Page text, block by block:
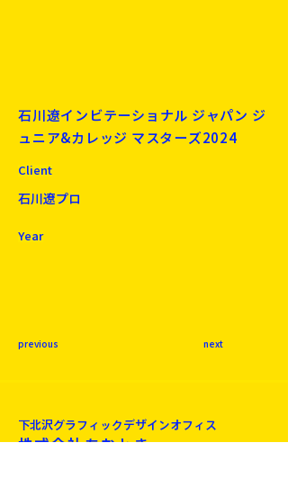
石川遼インビテーショナル ジャパン ジ
ュニア&カレッジ マスターズ2024
Client
石川遼プロ
Year
previous next
下北沢​グラフィックデザインオフィス
株式会社あおとき